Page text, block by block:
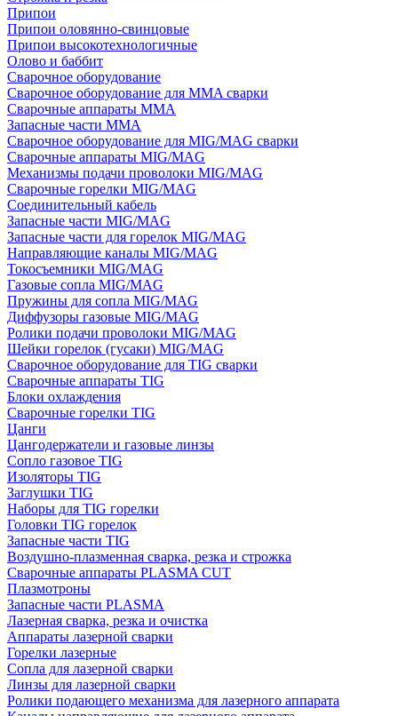
Припои
Припои оловянно-свинцовые
Припои высокотехнологичные
Олово и баббит
Сварочное оборудование
Сварочное оборудование для MMA сварки
Сварочные аппараты MMA
Запасные части MMA
Сварочное оборудование для MIG/MAG сварки
Сварочные аппараты MIG/MAG
Механизмы подачи проволоки MIG/MAG
Сварочные горелки MIG/MAG
Соединительный кабель
Запасные части MIG/MAG
Запасные части для горелок MIG/MAG
Направляющие каналы MIG/MAG
Токосъемники MIG/MAG
Газовые сопла MIG/MAG
Пружины для сопла MIG/MAG
Диффузоры газовые MIG/MAG
Ролики подачи проволоки MIG/MAG
Шейки горелок (гусаки) MIG/MAG
Сварочное оборудование для TIG сварки
Сварочные аппараты TIG
Блоки охлаждения
Сварочные горелки TIG
Цанги
Цангодержатели и газовые линзы
Сопло газовое TIG
Изоляторы TIG
Заглушки TIG
Наборы для TIG горелки
Головки TIG горелок
Запасные части TIG
Воздушно-плазменная сварка, резка и строжка
Сварочные аппараты PLASMA CUT
Плазмотроны
Запасные части PLASMA
Лазерная сварка, резка и очистка
Аппараты лазерной сварки
Горелки лазерные
Сопла для лазерной сварки
Линзы для лазерной сварки
Ролики подающего механизма для лазерного аппарата